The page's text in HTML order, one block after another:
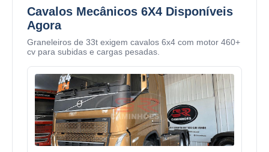
Cavalos Mecânicos 6X4 Disponíveis
Agora
Graneleiros de 33t exigem cavalos 6x4 com motor 460+
cv para subidas e cargas pesadas.